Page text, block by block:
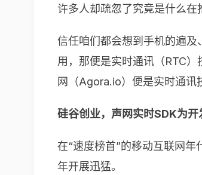
许多人却疏忽了究竟是什么在
信任咱们都会想到手机的遍
用，那便是实时通讯（RTC
网（Agora.io）便是实时通讯
硅谷创业，声网实时SDK为
在“速度榜首”的移动互联网
年开展迅猛。